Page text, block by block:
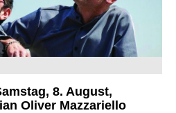
Mazzariello zu Gast beim Garda
8. August,
Oliver Mazzariello